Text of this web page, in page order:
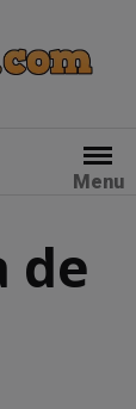
Menu
de